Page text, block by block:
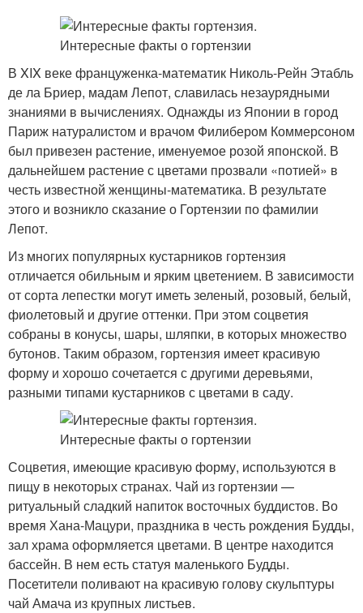
В XIX веке француженка-математик Николь-Рейн Этабль
де ла Бриер, мадам Лепот, славилась незаурядными
знаниями в вычислениях. Однажды из Японии в город
Париж натуралистом и врачом Филибером Коммерсоном
был привезен растение, именуемое розой японской. В
дальнейшем растение с цветами прозвали «потией» в
честь известной женщины-математика. В результате
этого и возникло сказание о Гортензии по фамилии
Лепот.
Из многих популярных кустарников гортензия
отличается обильным и ярким цветением. В зависимости
от сорта лепестки могут иметь зеленый, розовый, белый,
фиолетовый и другие оттенки. При этом соцветия
собраны в конусы, шары, шляпки, в которых множество
бутонов. Таким образом, гортензия имеет красивую
форму и хорошо сочетается с другими деревьями,
разными типами кустарников с цветами в саду.
Соцветия, имеющие красивую форму, используются в
пищу в некоторых странах. Чай из гортензии —
ритуальный сладкий напиток восточных буддистов. Во
время Хана-Мацури, праздника в честь рождения Будды,
зал храма оформляется цветами. В центре находится
бассейн. В нем есть статуя маленького Будды.
Посетители поливают на красивую голову скульптуры
чай Амача из крупных листьев.